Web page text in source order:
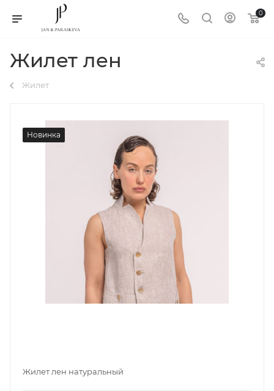
0
Жилет лен
Жилет
Новинка
Жилет лен натуральный